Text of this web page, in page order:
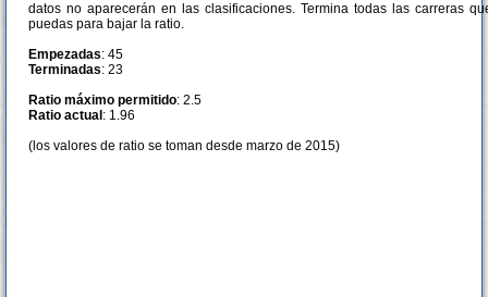
datos no aparecerán en las clasificaciones. Termina todas las carreras
puedas para bajar la ratio.
Empezadas: 45
Terminadas: 23
Ratio máximo permitido: 2.5
Ratio actual : 1.96
(los valores de ratio se toman desde marzo de 2015)